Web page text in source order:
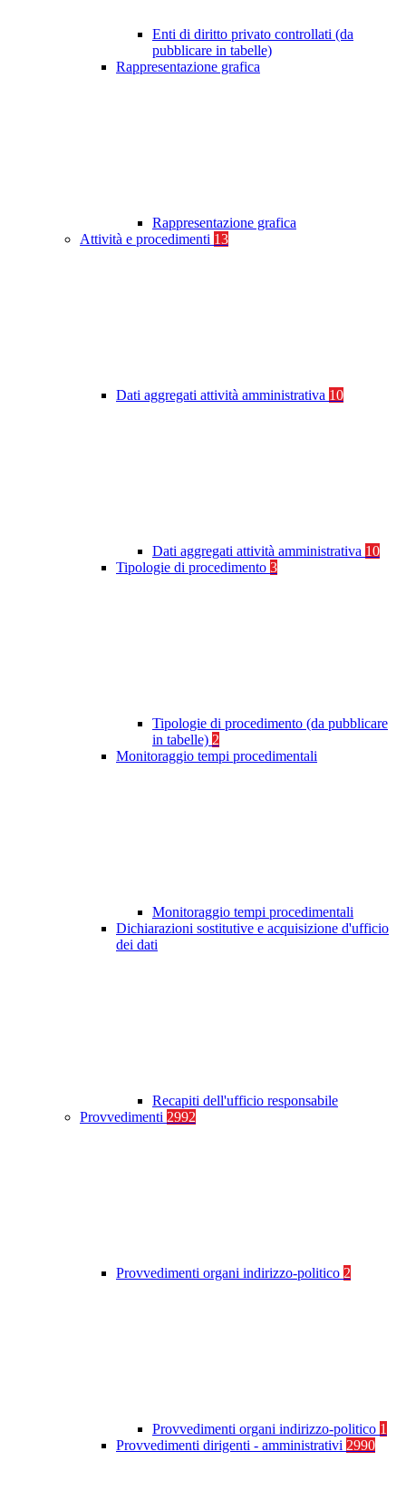
Enti di diritto privato controllati (da
pubblicare in tabelle)
Rappresentazione grafica
Rappresentazione grafica
Attività e procedimenti 13
Dati aggregati attività amministrativa 10
Dati aggregati attività amministrativa 10
Tipologie di procedimento 3
Tipologie di procedimento (da pubblicare
in tabelle) 2
Monitoraggio tempi procedimentali
Monitoraggio tempi procedimentali
Dichiarazioni sostitutive e acquisizione d'ufficio
dei dati
Recapiti dell'ufficio responsabile
Provvedimenti 2992
Provvedimenti organi indirizzo-politico 2
Provvedimenti organi indirizzo-politico 1
Provvedimenti dirigenti - amministrativi 2990